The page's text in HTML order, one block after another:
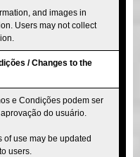
and images in
Users may not collect
/ Changes to the
e Condições podem ser
do usuário.
of use may be updated
users.